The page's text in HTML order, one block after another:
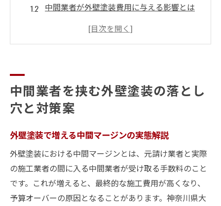
中間業者が外壁塗装費用に与える影響とは
外壁塗装で注意すべき中間業者の特徴と見
外壁塗装で失敗しないための事前チェック
ポイント
神奈川県で外壁塗装依頼時の費用差の理由
外壁塗装の平均費用を左右する要素とは
外壁塗装で見積もりが大きく異なる理由を
解説
神奈川県で外壁塗装費用が高くなる原因ま
とめ
中間業者を挟む外壁塗装の落とし
穴と対策案
外壁塗装で増える中間マージンの実態解説
外壁塗装における中間マージンとは、元請け業者と実際
の施工業者の間に入る中間業者が受け取る手数料のこと
です。これが増えると、最終的な施工費用が高くなり、
予算オーバーの原因となることがあります。神奈川県大